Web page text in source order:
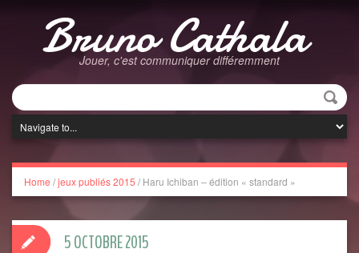
Bruno Cathala
Jouer, c'est communiquer différemment
Home /jeux publiés 2015 / Haru Ichiban – édition « standard »
5 OCTOBRE 2015